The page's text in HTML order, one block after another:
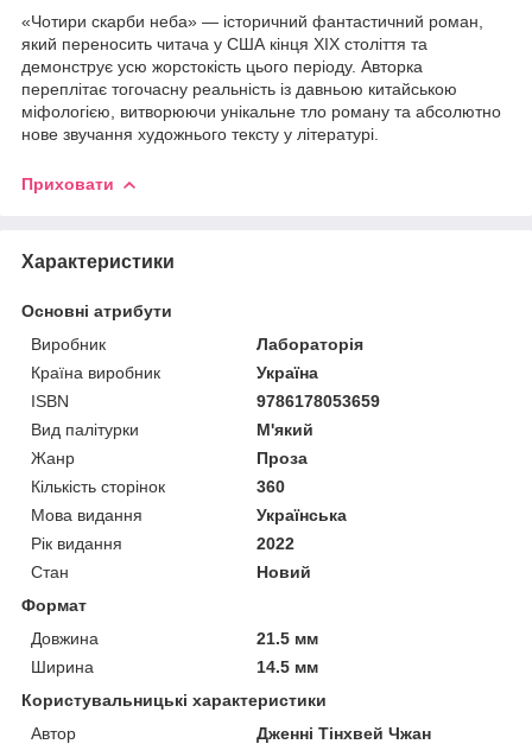
«Чотири скарби неба» — історичний фантастичний роман,
який переносить читача у США кінця ХІХ століття та
демонструє усю жорстокість цього періоду. Авторка
переплітає тогочасну реальність із давньою китайською
міфологією, витворюючи унікальне тло роману та абсолютно
нове звучання художнього тексту у літературі.
Приховати
Характеристики
Основні атрибути
Виробник
Лабораторія
Країна виробник
Україна
ISBN
9786178053659
Вид палітурки
М'який
Жанр
Проза
Кількість сторінок
360
Мова видання
Українська
Рік видання
2022
Стан
Новий
Формат
Довжина
21.5 мм
Ширина
14.5 мм
Користувальницькі характеристики
Автор
Дженні Тінхвей Чжан